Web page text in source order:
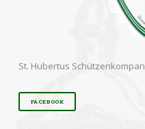
St. Hubertus
FACEBOOK